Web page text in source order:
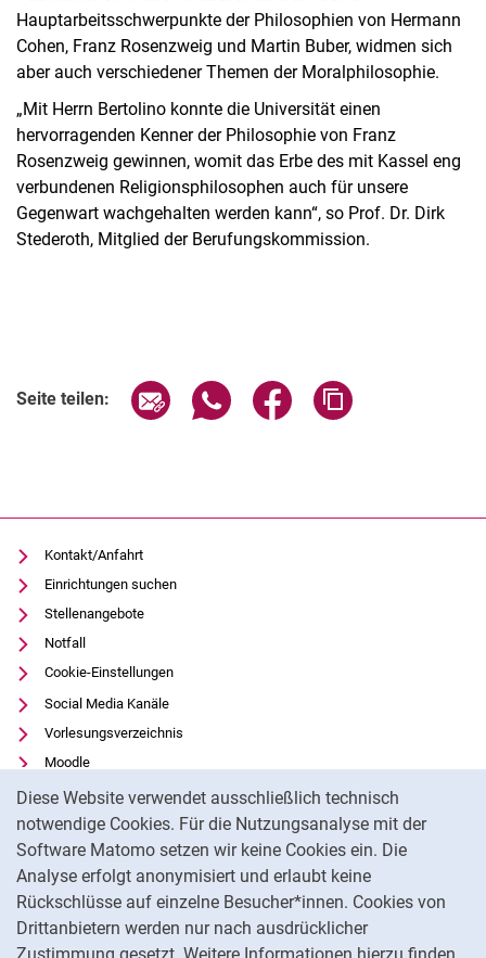
Diese Website verwendet ausschließlich technisch
notwendige Cookies. Für die Nutzungsanalyse mit der
Software Matomo setzen wir keine Cookies ein. Die
Analyse erfolgt anonymisiert und erlaubt keine
Rückschlüsse auf einzelne Besucher*innen. Cookies von
Drittanbietern werden nur nach ausdrücklicher
Hauptarbeitsschwerpunkte der Philosophien von Hermann
Cohen, Franz Rosenzweig und Martin Buber, widmen sich
aber auch verschiedener Themen der Moralphilosophie.
„Mit Herrn Bertolino konnte die Universität einen
hervorragenden Kenner der Philosophie von Franz
Rosenzweig gewinnen, womit das Erbe des mit Kassel eng
verbundenen Religionsphilosophen auch für unsere
Gegenwart wachgehalten werden kann“, so Prof. Dr. Dirk
Stederoth, Mitglied der Berufungskommission.
Seite teilen: Seite über E-Mail teilen
Seite über WhatsApp teilen
Seite über Facebook
Kontakt/Anfahrt
Einrichtungen suchen
Stellenangebote
Notfall
Cookie-Einstellungen
Social Media Kanäle
Vorlesungsverzeichnis
Moodle
Panopto
Universitätsbibliothek
Datenschutz
Barrierefreiheit
Transparenter KI-Einsatz
Impressum